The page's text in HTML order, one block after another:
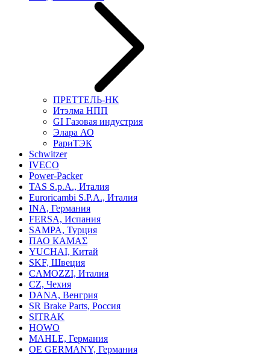
ПРЕТТЕЛЬ-НК
Итэлма НПП
GI Газовая индустрия
Элара АО
РариТЭК
Schwitzer
IVECO
Power-Packer
TAS S.p.A., Италия
Euroricambi S.P.A., Италия
INA, Германия
FERSA, Испания
SAMPA, Турция
ПАО КАМАΣ
YUCHAI, Китай
SKF, Швеция
CAMOZZI, Италия
CZ, Чехия
DANA, Венгрия
SR Brake Parts, Россия
SITRAK
HOWO
MAHLE, Германия
OE GERMANY, Германия